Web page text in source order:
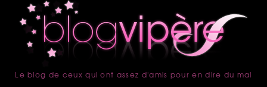
accueil
Le blog de ceux qui ont assez d'amis pour en dire du mal